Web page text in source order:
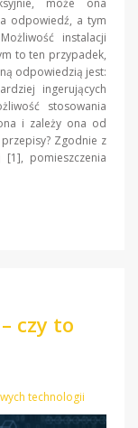
może ona
odpowiedź, a tym
instalacji
to ten przypadek,
odpowiedzią jest:
ingerujących
stosowania
i zależy ona od
Zgodnie z
[1], pomieszczenia
czy to
technologii